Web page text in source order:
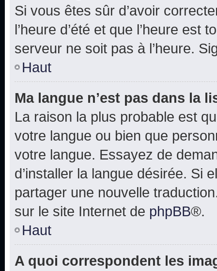
Si vous êtes sûr d’avoir
l’heure d’été et que l’heure est
serveur ne soit pas à l’heure.
Haut
Ma langue n’est pas dans la
La raison la plus probable est
votre langue ou bien que
votre langue. Essayez de
d’installer la langue désirée. Si
partager une nouvelle
sur le site Internet de phpBB®.
Haut
A quoi correspondent les